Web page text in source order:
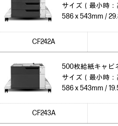
サイズ（最小時
586 x 543mm /
CF242A
500枚給紙キャビ
サイズ（最小時
586 x 543mm /
CF243A